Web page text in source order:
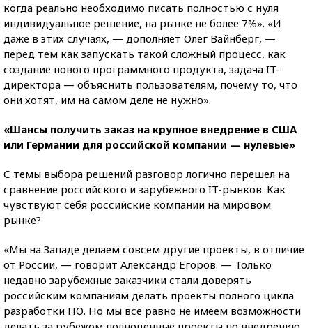
когда реально необходимо писать полностью с нуля
индивидуальное решение, на рынке не более 7%». «И
даже в этих случаях, — дополняет Олег Вайнберг, —
перед тем как запускать такой сложный процесс, как
создание нового программного продукта, задача IT-
директора — объяснить пользователям, почему то, что
они хотят, им на самом деле не нужно».
«Шансы получить заказ на крупное внедрение в США
или Германии для российской компании — нулевые»
С темы выбора решений разговор логично перешел на
сравнение российского и зарубежного IT-рынков. Как
чувствуют себя российские компании на мировом
рынке?
«Мы на Западе делаем совсем другие проекты, в отличие
от России, — говорит Александр Егоров. — Только
недавно зарубежные заказчики стали доверять
российским компаниям делать проекты полного цикла
разработки ПО. Но мы все равно не имеем возможности